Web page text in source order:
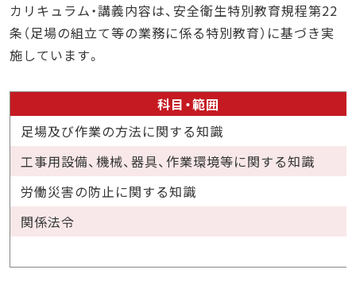
カリキュラム・講義内容は、安全衛生特別教育規程第22
条（足場の組立て等の業務に係る特別教育）に基づき実
施しています。
科目・範囲
足場及び作業の方法に関する知識
工事用設備、機械、器具、作業環境等に関する知識
労働災害の防止に関する知識
関係法令